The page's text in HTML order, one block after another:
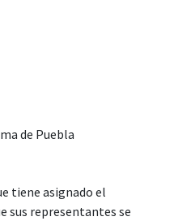
de Puebla
tiene asignado el
sus representantes se